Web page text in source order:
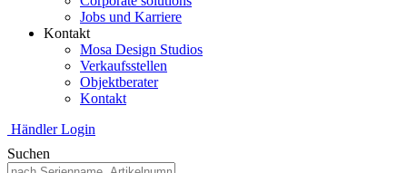
Jobs und Karriere
Kontakt
Mosa Design Studios
Verkaufsstellen
Objektberater
Kontakt
Händler Login
Suchen